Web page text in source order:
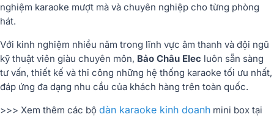
nghiệm karaoke mượt mà và chuyên nghiệp cho từng phòng
hát.
Với kinh nghiệm nhiều năm trong lĩnh vực âm thanh và đội ngũ
kỹ thuật viên giàu chuyên môn, Bảo Châu Elec luôn sẵn sàng
tư vấn, thiết kế và thi công những hệ thống karaoke tối ưu nhất,
đáp ứng đa dạng nhu cầu của khách hàng trên toàn quốc.
>>> Xem thêm các bộ dàn karaoke kinh doanh mini box tại